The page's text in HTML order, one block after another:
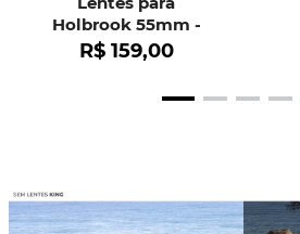
Holbrook 55mm -
OO9102
R$ 159,00